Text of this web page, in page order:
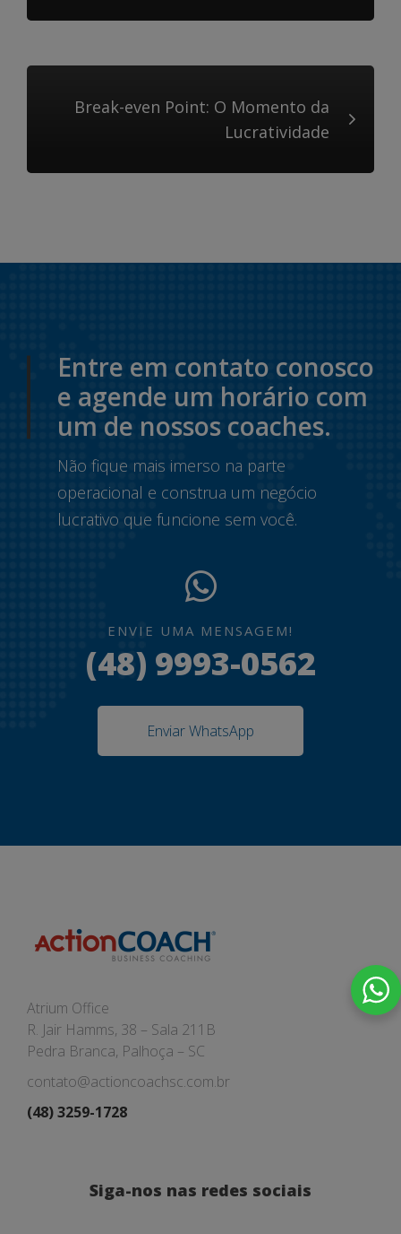
Break-even Point: O Momento da
Lucratividade
Entre em contato conosco
e agende um horário com
um de nossos coaches.
Não fique mais imerso na parte
operacional e construa um negócio
lucrativo que funcione sem você.
ENVIE UMA MENSAGEM!
(48) 9993-0562
Enviar WhatsApp
Atrium Office
R. Jair Hamms, 38 – Sala 211B
Pedra Branca, Palhoça – SC
contato@actioncoachsc.com.br
(48) 3259-1728
Siga-nos nas redes sociais